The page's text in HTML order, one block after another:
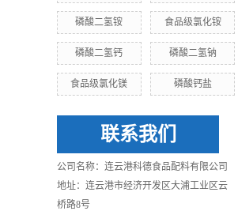
磷酸二氢铵 食品级氯化铵
磷酸二氢钙 磷酸二氢钠
食品级氯化镁 磷酸钙盐
联系我们
公司名称：连云港科德食品配料有限公司
地址：连云港市经济开发区大浦工业区云
桥路8号